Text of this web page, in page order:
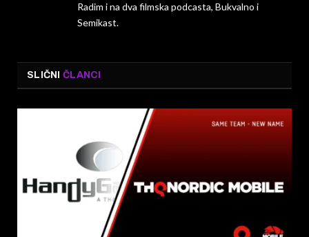
Radim i na dva filmska podcasta, Bukvalno i
Semikast.
SLIČNI ČLANCI